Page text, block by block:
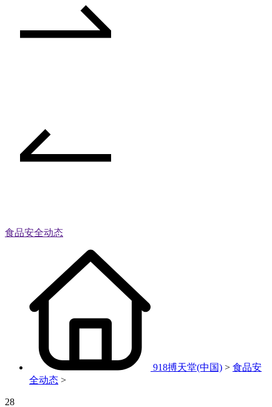
食品安全动态
918搏天堂(中国) > 食品安
全动态 >
28